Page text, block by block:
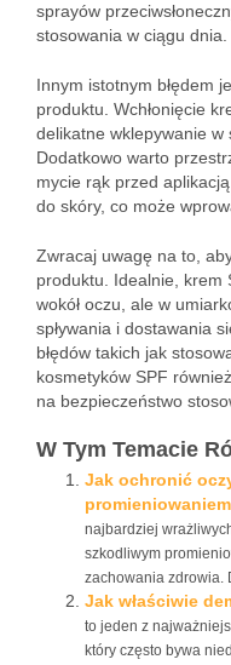
sprayów
stosowania w ciągu dnia.
Innym istotnym błędem
produktu. Wchłonięcie
delikatne wklepywanie w
Dodatkowo warto
mycie rąk przed
do skóry, co może
Zwracaj uwagę na to,
produktu. Idealnie, krem
wokół oczu, ale w
spływania i dostawania
błędów takich jak
kosmetyków SPF
na bezpieczeństwo
W Tym Temacie
Jak ochronić
najbardziej
szkodliwym
zachowania zdrowia.
Jak właściwie
to jeden z
który często bywa